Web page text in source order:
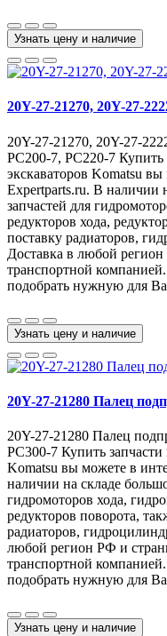
Узнать цену и наличие
20Y-27-21270, 20Y-27-
20Y-27-21270, 20Y-27-
PC200-7, PC220-7 Купить
экскаваторов Komatsu
Expertparts.ru. В наличии
запчастей для
редукторов хода,
поставку радиаторов,
Доставка в любой
транспортной
подобрать нужную для
Узнать цену и наличие
20Y-27-21280 Палец
20Y-27-21280 Палец
PC300-7 Купить запчасти
Komatsu вы можете в
наличии на складе
гидромоторов хода,
редукторов поворота,
радиаторов,
любой регион РФ и
транспортной
подобрать нужную для
Узнать цену и наличие